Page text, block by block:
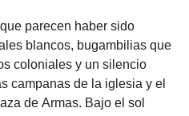
parecen haber sido
blancos, bugambilias que
coloniales y un silencio
campanas de la iglesia y el
de Armas. Bajo el sol